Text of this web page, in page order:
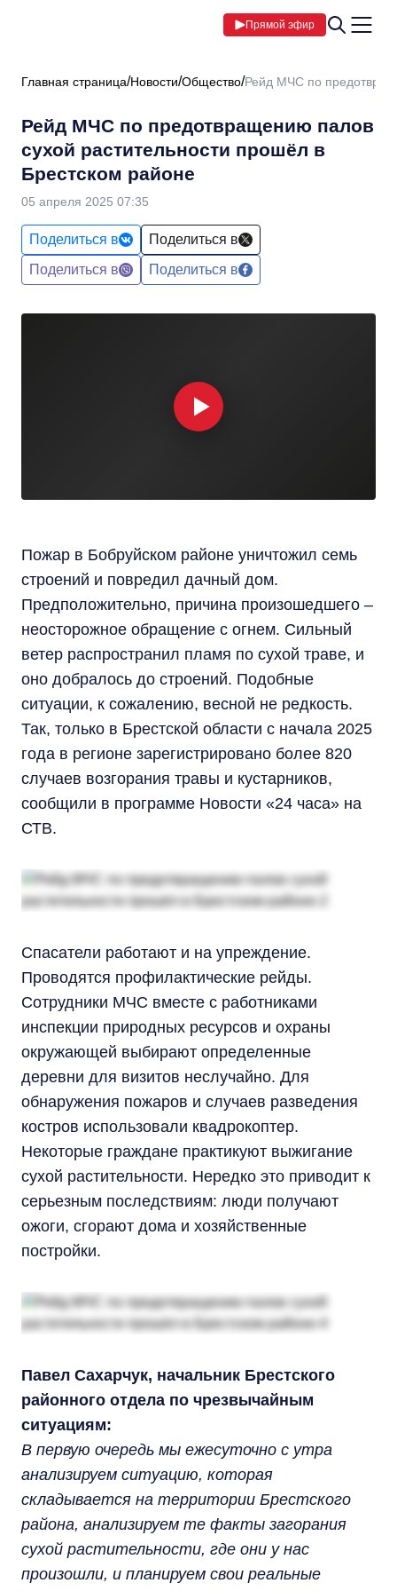
Прямой эфир
Главная страница Новости Общество Рейд МЧС по
Рейд МЧС по предотвращению палов
сухой растительности прошёл в
Брестском районе
05 апреля 2025 07:35
Поделиться в
Поделиться в
Поделиться в
Поделиться в
Пожар в Бобруйском районе уничтожил семь
строений и повредил дачный дом.
Предположительно, причина произошедшего –
неосторожное обращение с огнем. Сильный
ветер распространил пламя по сухой траве, и
оно добралось до строений. Подобные
ситуации, к сожалению, весной не редкость.
Так, только в Брестской области с начала 2025
года в регионе зарегистрировано более 820
случаев возгорания травы и кустарников,
сообщили в программе Новости «24 часа» на
СТВ.
Спасатели работают и на упреждение.
Проводятся профилактические рейды.
Сотрудники МЧС вместе с работниками
инспекции природных ресурсов и охраны
окружающей выбирают определенные
деревни для визитов неслучайно. Для
обнаружения пожаров и случаев разведения
костров использовали квадрокоптер.
Некоторые граждане практикуют выжигание
сухой растительности. Нередко это приводит к
серьезным последствиям: люди получают
ожоги, сгорают дома и хозяйственные
постройки.
Павел Сахарчук, начальник Брестского
районного отдела по чрезвычайным
ситуациям:
В первую очередь мы ежесуточно с утра
анализируем ситуацию, которая
складывается на территории Брестского
района, анализируем те факты загорания
сухой растительности, где они у нас
произошли, и планируем свои реальные